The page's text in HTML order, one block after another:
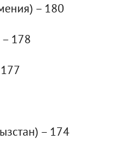
– 180
– 178
– 174